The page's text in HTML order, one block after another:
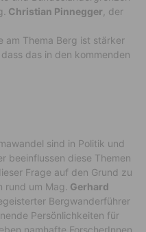
Christian Pinnegger, der
am Thema Berg ist stärker
das in den kommenden
sind in Politik und
beeinflussen diese Themen
Frage auf den Grund zu
rund um Mag. Gerhard
Bergwanderführer
Persönlichkeiten für